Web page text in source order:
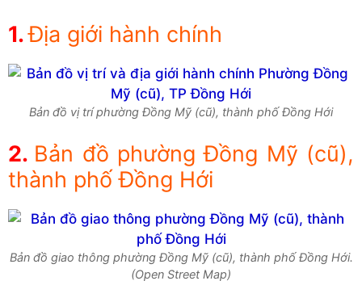
Địa giới hành chính
Bản đồ vị trí phường Đồng Mỹ (cũ), thành phố Đồng Hới
Bản đồ phường Đồng Mỹ (cũ),
thành phố Đồng Hới
Bản đồ giao thông phường Đồng Mỹ (cũ), thành phố Đồng Hới.
(Open Street Map)